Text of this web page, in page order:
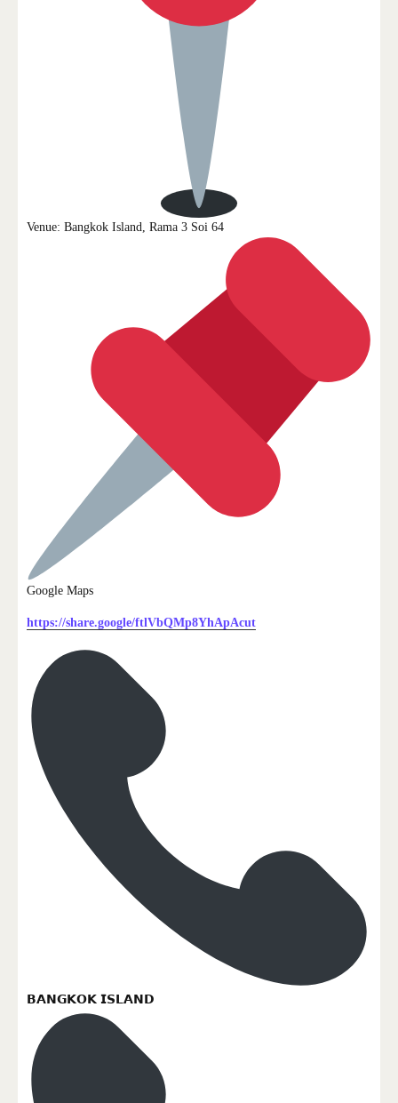
Venue: Bangkok Island, Rama 3 Soi 64
Google Maps
https://share.google/ftlVbQMp8YhApAcut
𝗕𝗔𝗡𝗚𝗞𝗢𝗞 𝗜𝗦𝗟𝗔𝗡𝗗